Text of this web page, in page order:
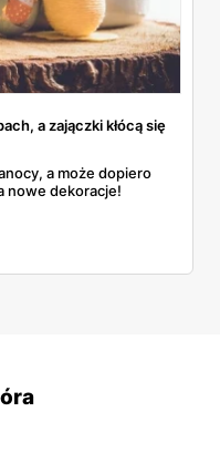
a zajączki kłócą się
a może dopiero
nowe dekoracje!